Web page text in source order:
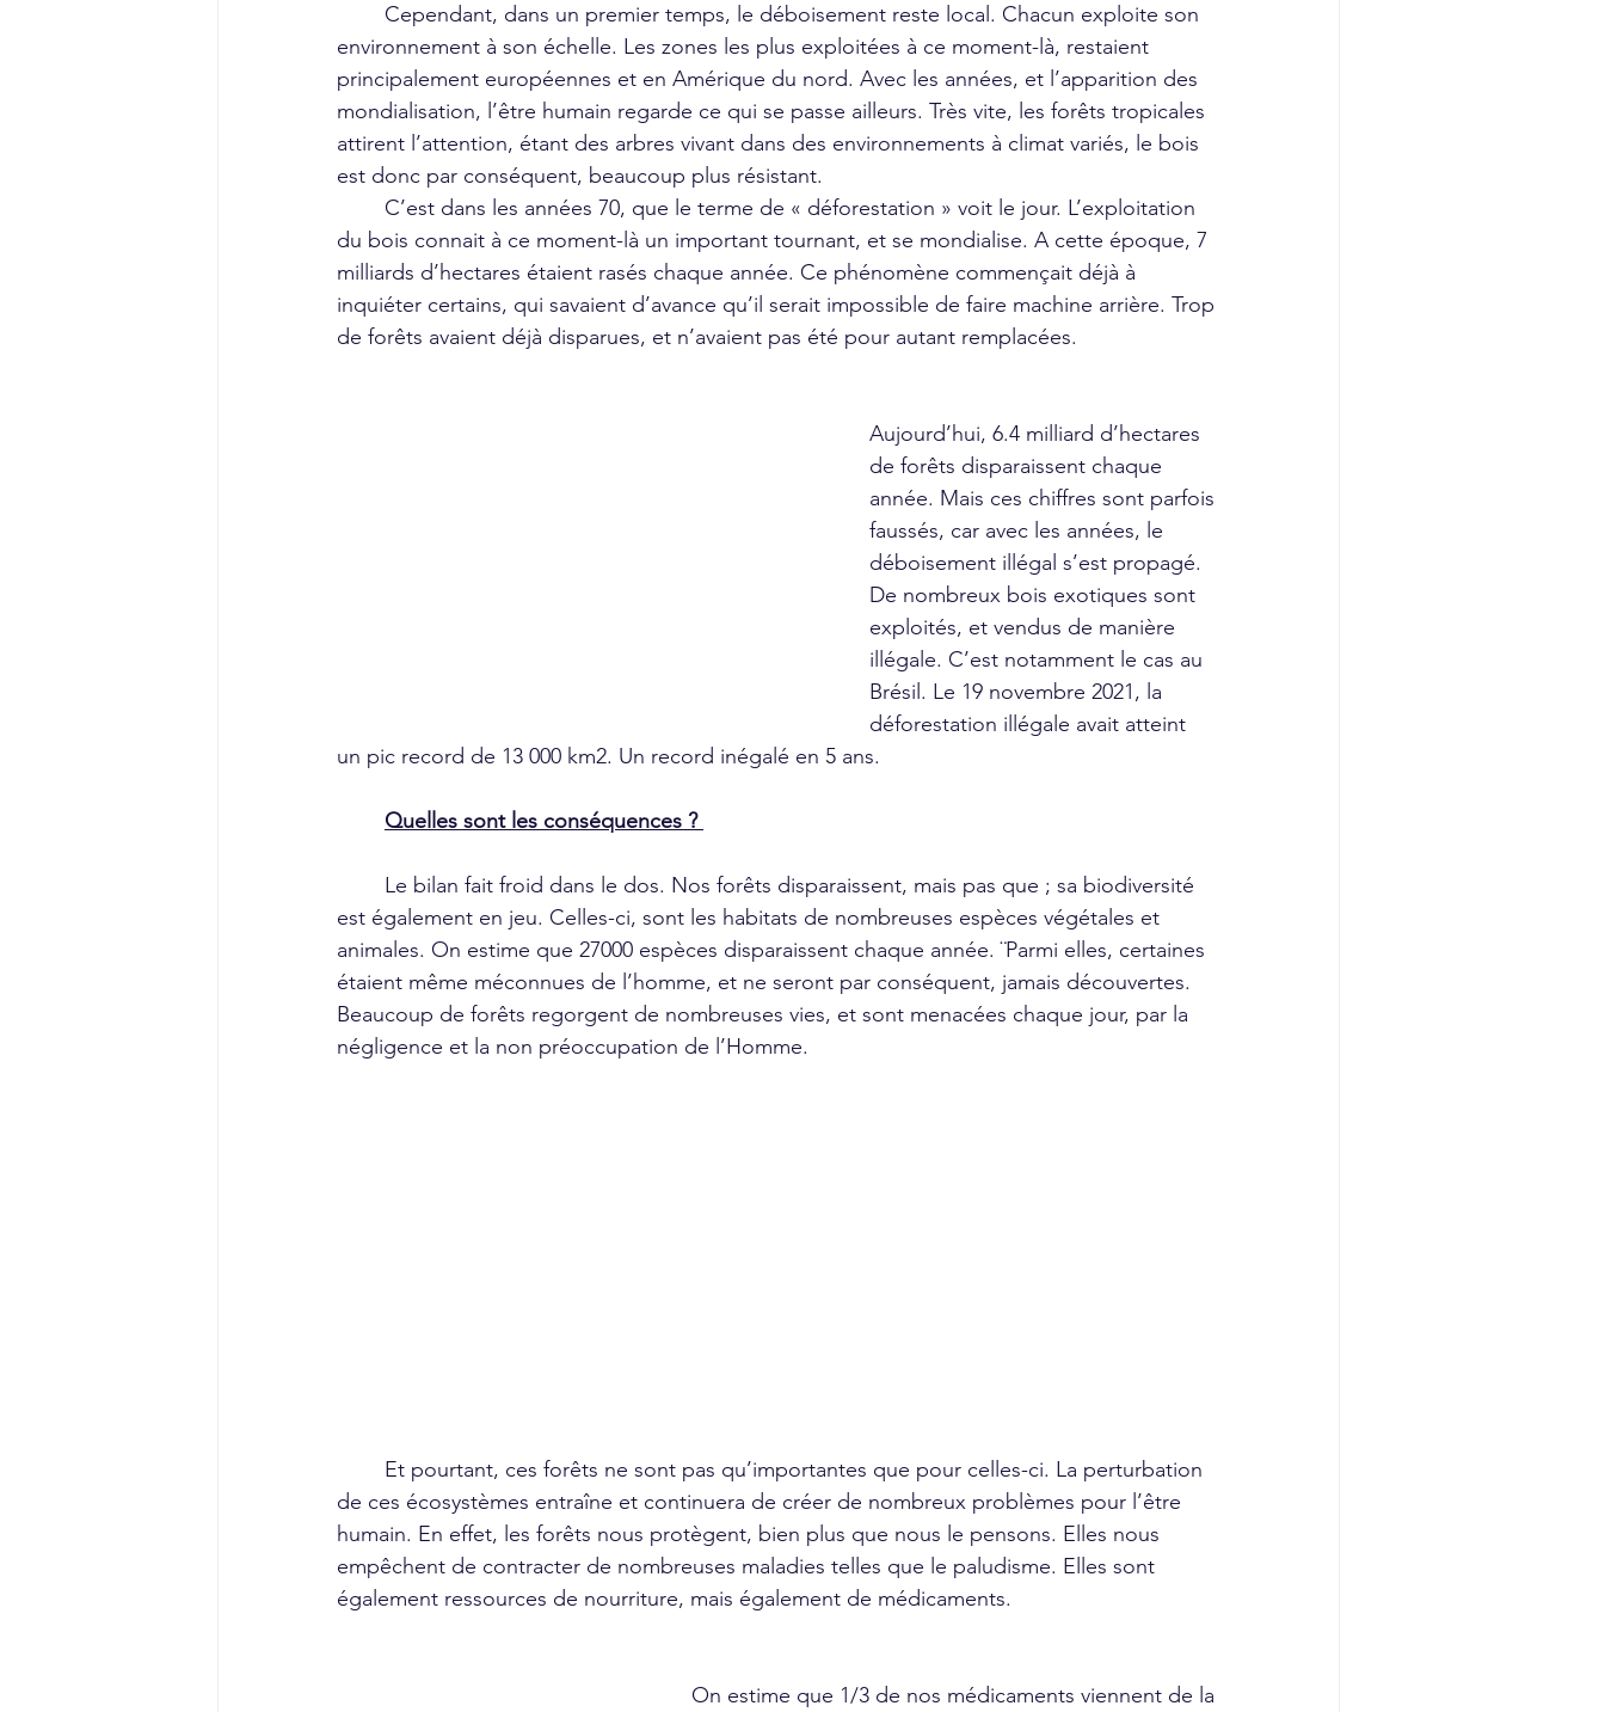
environnement à son échelle. Les zones les plus exploitées à ce moment-là, restaient
principalement européennes et en Amérique du nord. Avec les années, et l’apparition des
mondialisation, l’être humain regarde ce qui se passe ailleurs. Très vite, les forêts tropicales
attirent l’attention, étant des arbres vivant dans des environnements à climat variés, le bois
est donc par conséquent, beaucoup plus résistant.
du bois connait à ce moment-là un important tournant, et se mondialise. A cette époque, 7
milliards d’hectares étaient rasés chaque année. Ce phénomène commençait déjà à
inquiéter certains, qui savaient d’avance qu’il serait impossible de faire machine arrière. Trop
de forêts avaient déjà disparues, et n’avaient pas été pour autant remplacées.
Aujourd’hui, 6.4 milliard d’hectares
de forêts disparaissent chaque
année. Mais ces chiffres sont parfois
faussés, car avec les années, le
déboisement illégal s’est propagé.
De nombreux bois exotiques sont
exploités, et vendus de manière
illégale. C’est notamment le cas au
Brésil. Le 19 novembre 2021, la
déforestation illégale avait atteint
un pic record de 13 000 km2. Un record inégalé en 5 ans.
	Quelles sont les conséquences ?
est également en jeu. Celles-ci, sont les habitats de nombreuses espèces végétales et
animales. On estime que 27000 espèces disparaissent chaque année. ¨Parmi elles, certaines
étaient même méconnues de l’homme, et ne seront par conséquent, jamais découvertes.
Beaucoup de forêts regorgent de nombreuses vies, et sont menacées chaque jour, par la
négligence et la non préoccupation de l’Homme.
de ces écosystèmes entraîne et continuera de créer de nombreux problèmes pour l’être
humain. En effet, les forêts nous protègent, bien plus que nous le pensons. Elles nous
empêchent de contracter de nombreuses maladies telles que le paludisme. Elles sont
également ressources de nourriture, mais également de médicaments.
On estime que 1/3 de nos médicaments viennent de la